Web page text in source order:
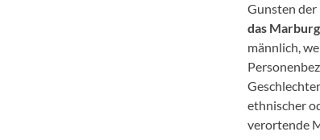
Gunsten
das
männlich,
ethnischer
verortende